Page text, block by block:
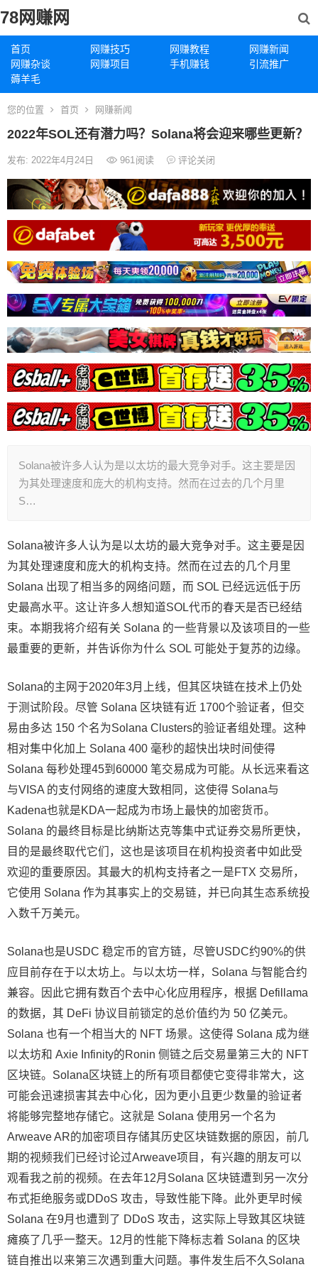
78网赚网
首页 网赚技巧 网赚教程
网赚新闻
网赚杂谈
网赚项目 手机赚钱
引流推广
薅羊毛
您的位置 首页 网赚新闻
2022年SOL还有潜力吗？Solana将会迎来哪些更新？
发布: 2022年4月24日 961阅读 评论关闭
Solana被许多人认为是以太坊的最大竞争对手。这主要是因
为其处理速度和庞大的机构支持。然而在过去的几个月里
S…
Solana被许多人认为是以太坊的最大竞争对手。这主要是因
为其处理速度和庞大的机构支持。然而在过去的几个月里
Solana 出现了相当多的网络问题，而 SOL 已经远远低于历
史最高水平。这让许多人想知道SOL代币的春天是否已经结
束。本期我将介绍有关 Solana 的一些背景以及该项目的一些
最重要的更新，并告诉你为什么 SOL 可能处于复苏的边缘。
Solana的主网于2020年3月上线，但其区块链在技术上仍处
于测试阶段。尽管 Solana 区块链有近 1700个验证者，但交
易由多达 150 个名为Solana Clusters的验证者组处理。这种
相对集中化加上 Solana 400 毫秒的超快出块时间使得
Solana 每秒处理45到60000 笔交易成为可能。从长远来看这
与VISA 的支付网络的速度大致相同，这使得 Solana与
Kadena也就是KDA一起成为市场上最快的加密货币。
Solana 的最终目标是比纳斯达克等集中式证券交易所更快，
目的是最终取代它们，这也是该项目在机构投资者中如此受
欢迎的重要原因。其最大的机构支持者之一是FTX 交易所，
它使用 Solana 作为其事实上的交易链，并已向其生态系统投
入数千万美元。
Solana也是USDC 稳定币的官方链，尽管USDC约90%的供
应目前存在于以太坊上。与以太坊一样，Solana 与智能合约
兼容。因此它拥有数百个去中心化应用程序，根据 Defillama
的数据，其 DeFi 协议目前锁定的总价值约为 50 亿美元。
Solana 也有一个相当大的 NFT 场景。这使得 Solana 成为继
以太坊和 Axie Infinity的Ronin 侧链之后交易量第三大的 NFT
区块链。Solana区块链上的所有项目都使它变得非常大，这
可能会迅速损害其去中心化，因为更小且更少数量的验证者
将能够完整地存储它。这就是 Solana 使用另一个名为
Arweave AR的加密项目存储其历史区块链数据的原因，前几
期的视频我们已经讨论过Arweave项目，有兴趣的朋友可以
观看我之前的视频。在去年12月Solana 区块链遭到另一次分
布式拒绝服务或DDoS 攻击，导致性能下降。此外更早时候
Solana 在9月也遭到了 DDoS 攻击，这实际上导致其区块链
瘫痪了几乎一整天。12月的性能下降标志着 Solana 的区块
链自推出以来第三次遇到重大问题。事件发生后不久Solana